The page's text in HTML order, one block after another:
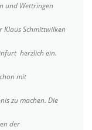
und Wettringen
Klaus Schmittwilken
herzlich ein.
mit
zu machen. Die
der